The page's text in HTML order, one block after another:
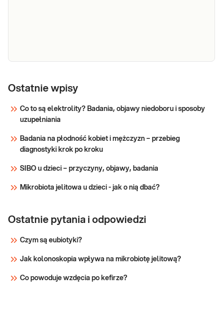
trzustkowy→ Przy dolegliwościach ze strony przewodu
utrata apetytu, nieuzasadniony spadek masy
ciała, biegunka tłuszczowa, niedożywienie,
Ostatnie wpisy
Co to są elektrolity? Badania, objawy niedoboru i sposoby
uzupełniania
Badania na płodność kobiet i mężczyzn – przebieg
diagnostyki krok po kroku
SIBO u dzieci – przyczyny, objawy, badania
Mikrobiota jelitowa u dzieci - jak o nią dbać?
Ostatnie pytania i odpowiedzi
Czym są eubiotyki?
Jak kolonoskopia wpływa na mikrobiotę jelitową?
Co powoduje wzdęcia po kefirze?